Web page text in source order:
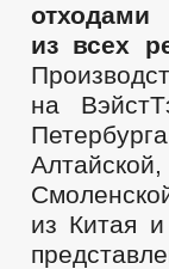
из всех
на
из Китая